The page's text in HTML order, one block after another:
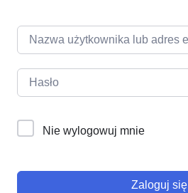
Nie wylogowuj mnie
Zaloguj się